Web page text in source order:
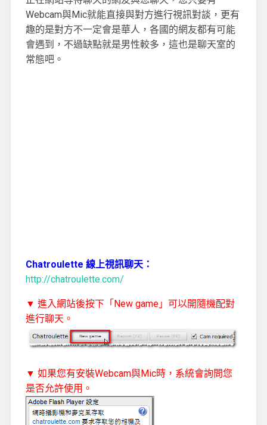
Webcam與Mic就能直接與對方進行視訊對談，更有
趣的是對方不一定會是華人，各國的網友都有可能
會遇到，不過缺點就是男性較多，這也是聊天室的
常態吧。
Chatroulette 線上視訊聊天：
http://chatroulette.com/
▼ 進入網站後按下「New game」可以開隨機配對
進行聊天。
▼ 如果您有安裝Webcam與Mic時，系統會詢問您
是否允許使用。